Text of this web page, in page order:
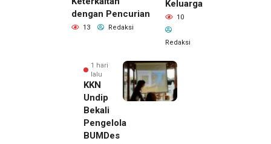
dengan Pencurian
13 Redaksi
Keluarga
10
Redaksi
1 hari
lalu
KKN
Undip
Bekali
Pengelola
BUMDes